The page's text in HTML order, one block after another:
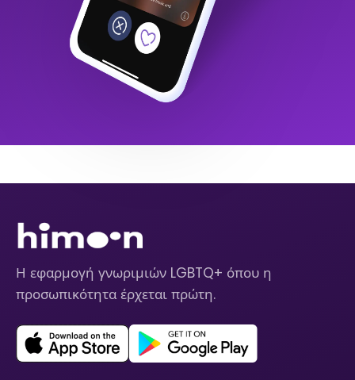
Η εφαρμογή γνωριμιών LGBTQ+ όπου η
προσωπικότητα έρχεται πρώτη.